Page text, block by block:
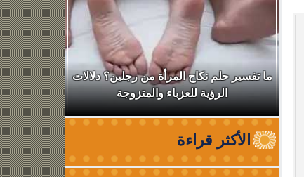
ما تفسير حلم نكاح المرأة من رجلين؟ دلالات
الرؤية للعزباء والمتزوجة
نقابة
من
الأكثر قراءة